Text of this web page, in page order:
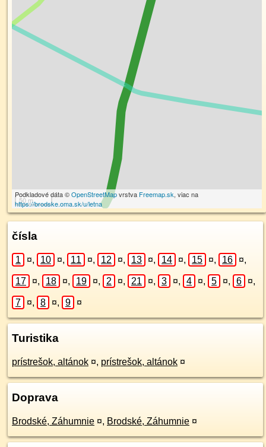
50 m
Podkladové dáta ©OpenStreetMapvrstva Freemap.sk, viac na
https://brodske.oma.sk/u/letna
čísla
1 ¤, 10 ¤, 11 ¤, 12 ¤, 13 ¤, 14 ¤, 15 ¤, 16 ¤,
17 ¤, 18 ¤, 19 ¤, 2 ¤, 21 ¤, 3 ¤, 4 ¤, 5 ¤, 6 ¤,
7 ¤, 8 ¤, 9 ¤
Turistika
prístrešok, altánok ¤, prístrešok, altánok ¤
Doprava
Brodské, Záhumnie ¤, Brodské, Záhumnie ¤